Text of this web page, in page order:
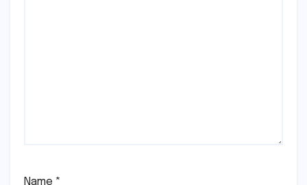
Name *